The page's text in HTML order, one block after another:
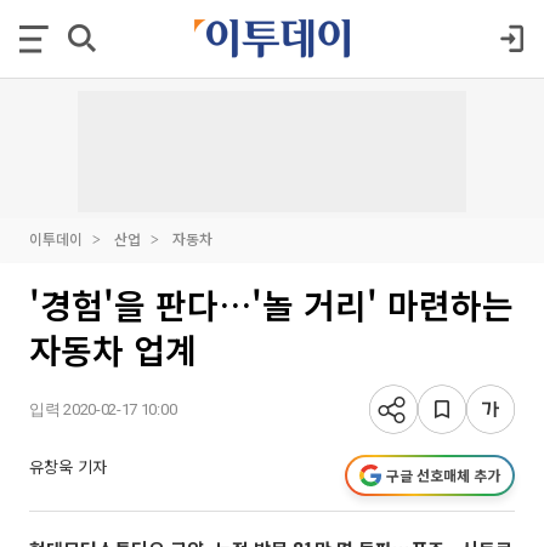
이투데이 산업 자동차
'경험'을 판다…'놀 거리' 마련하는
자동차 업계
입력 2020-02-17 10:00
유창욱 기자 구글 선호매체 추가